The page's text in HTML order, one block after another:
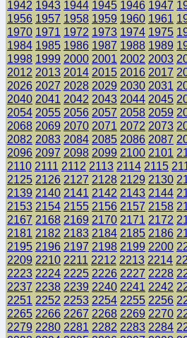
1942 1943 1944 1945 1946 1947
1956 1957 1958 1959 1960 1961
1970 1971 1972 1973 1974 1975
1984 1985 1986 1987 1988 1989
1998 1999 2000 2001 2002 2003
2012 2013 2014 2015 2016 2017
2026 2027 2028 2029 2030 2031
2040 2041 2042 2043 2044 2045
2054 2055 2056 2057 2058 2059
2068 2069 2070 2071 2072 2073
2082 2083 2084 2085 2086 2087
2096 2097 2098 2099 2100 2101
2110 2111 2112 2113 2114 2115
2125 2126 2127 2128 2129 2130
2139 2140 2141 2142 2143 2144
2153 2154 2155 2156 2157 2158
2167 2168 2169 2170 2171 2172
2181 2182 2183 2184 2185 2186
2195 2196 2197 2198 2199 2200
2209 2210 2211 2212 2213 2214
2223 2224 2225 2226 2227 2228
2237 2238 2239 2240 2241 2242
2251 2252 2253 2254 2255 2256
2265 2266 2267 2268 2269 2270
2279 2280 2281 2282 2283 2284